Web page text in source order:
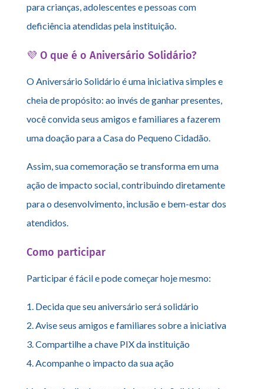
para crianças, adolescentes e pessoas com
deficiência atendidas pela instituição.
💜 O que é o Aniversário Solidário?
O Aniversário Solidário é uma iniciativa simples e
cheia de propósito: ao invés de ganhar presentes,
você convida seus amigos e familiares a fazerem
uma doação para a Casa do Pequeno Cidadão.
Assim, sua comemoração se transforma em uma
ação de impacto social, contribuindo diretamente
para o desenvolvimento, inclusão e bem-estar dos
atendidos.
Como participar
Participar é fácil e pode começar hoje mesmo:
1. Decida que seu aniversário será solidário
2. Avise seus amigos e familiares sobre a iniciativa
3. Compartilhe a chave PIX da instituição
4. Acompanhe o impacto da sua ação